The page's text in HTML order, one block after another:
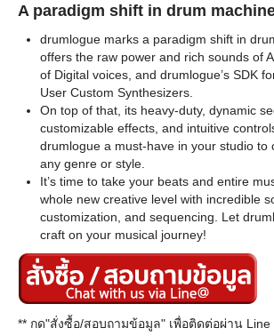
A paradigm shift in drum
drumlogue marks a paradigm shift in
offers the raw power and rich sounds of
of Digital voices, and drumlogue’s SDK
User Custom Synthesizers.
On top of that, its heavy-duty, dynamic
customizable effects, and intuitive
drumlogue a must-have in your studio to
any genre or style.
It’s time to take your beats and entire
whole new creative level with incredible
customization, and sequencing. Let
craft on your musical journey!
** กด"สั่งซื้อ/สอบถามข้อมูล" เพื่อติดต่อผ่าน Line